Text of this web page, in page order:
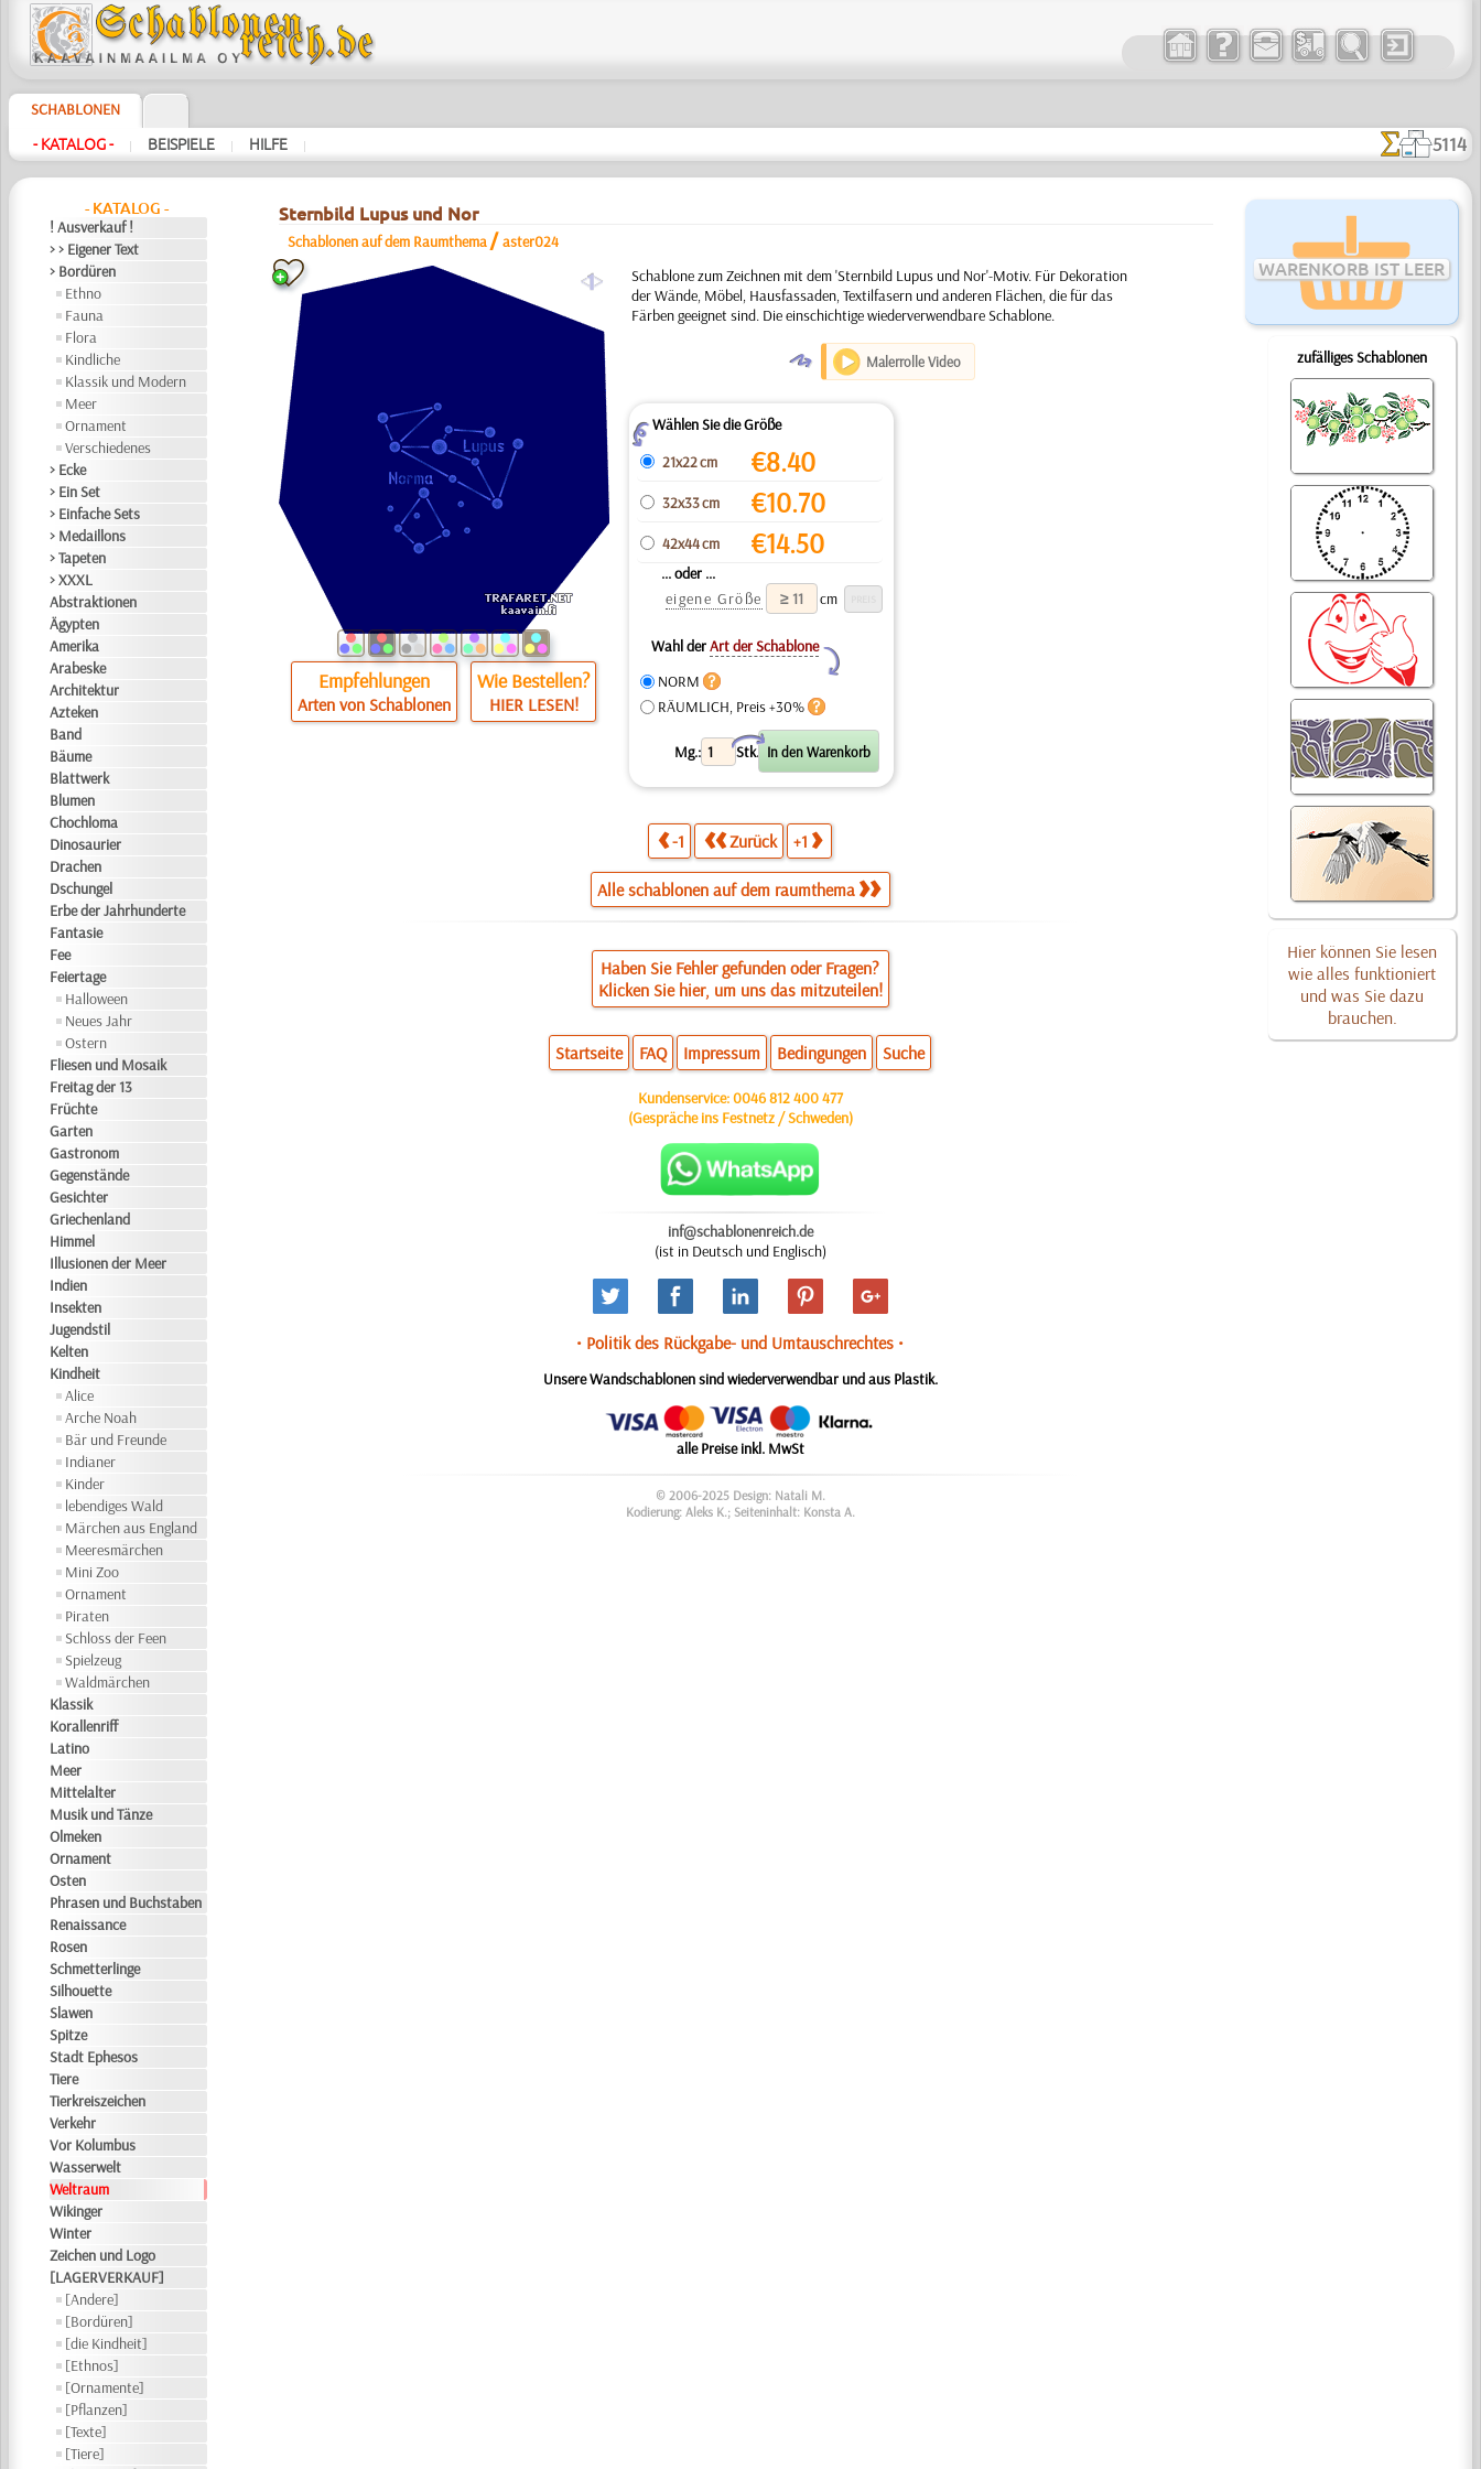
SCHABLONEN
- KATALOG - | BEISPIELE | HILFE | 5114
- KATALOG -
! Ausverkauf !
> > Eigener Text
> Bordüren
Ethno
Fauna
Flora
Kindliche
Klassik und Modern
Meer
Ornament
Verschiedenes
> Ecke
> Ein Set
> Einfache Sets
> Medaillons
> Tapeten
> XXXL
Abstraktionen
Ägypten
Amerika
Arabeske
Architektur
Azteken
Band
Bäume
Blattwerk
Blumen
Chochloma
Dinosaurier
Drachen
Dschungel
Erbe der Jahrhunderte
Fantasie
Fee
Feiertage
Halloween
Neues Jahr
Ostern
Fliesen und Mosaik
Freitag der 13
Früchte
Garten
Gastronom
Gegenstände
Gesichter
Griechenland
Himmel
Illusionen der Meer
Indien
Insekten
Jugendstil
Kelten
Kindheit
Alice
Arche Noah
Bär und Freunde
Indianer
Kinder
lebendiges Wald
Märchen aus England
Meeresmärchen
Mini Zoo
Ornament
Piraten
Schloss der Feen
Spielzeug
Waldmärchen
Klassik
Korallenriff
Latino
Meer
Mittelalter
Musik und Tänze
Olmeken
Ornament
Osten
Phrasen und Buchstaben
Renaissance
Rosen
Schmetterlinge
Silhouette
Slawen
Spitze
Stadt Ephesos
Tiere
Tierkreiszeichen
Verkehr
Vor Kolumbus
Wasserwelt
Weltraum
Wikinger
Winter
Zeichen und Logo
[LAGERVERKAUF]
[Andere]
[Bordüren]
[die Kindheit]
[Ethnos]
[Ornamente]
[Pflanzen]
[Texte]
[Tiere]
WARENKORB IST LEER
zufälliges Schablonen
Hier können Sie lesen
wie alles funktioniert
und was Sie dazu
brauchen.
Sternbild Lupus und Nor
Schablonen auf dem Raumthema /aster024
a
Empfehlungen
Arten von Schablonen
Wie Bestellen?
HIER LESEN!
Schablone zum Zeichnen mit dem 'Sternbild Lupus und Nor'-Motiv. Für Dekoration
der Wände, Möbel, Hausfassaden, Textilfasern und anderen Flächen, die für das
Färben geeignet sind. Die einschichtige wiederverwendbare Schablone.
O Malerrolle Video
ZWählen Sie die Größe
21x22 cm
€8.40
32x33 cm €10.70
42x44 cm €14.50
... oder ...
eigene Größe
cm
Wahl derArt der Schablone
Y
NORM
RÄUMLICH, Preis +30%
Mg.: Stk.
X
-1 Zurück +1
Alle schablonen auf dem raumthema
Haben Sie Fehler gefunden oder Fragen?
Klicken Sie hier, um uns das mitzuteilen!
Startseite FAQ Impressum Bedingungen Suche
Kundenservice:0046 812 400 477
(Gespräche ins Festnetz / Schweden)
inf@schablonenreich.de
(ist in Deutsch und Englisch)
• Politik des Rückgabe- und Umtauschrechtes •
Unsere Wandschablonen sind wiederverwendbar und aus Plastik.
alle Preise inkl. MwSt
© 2006-2025 Design: Natali M.
Kodierung: Aleks K.; Seiteninhalt: Konsta A.